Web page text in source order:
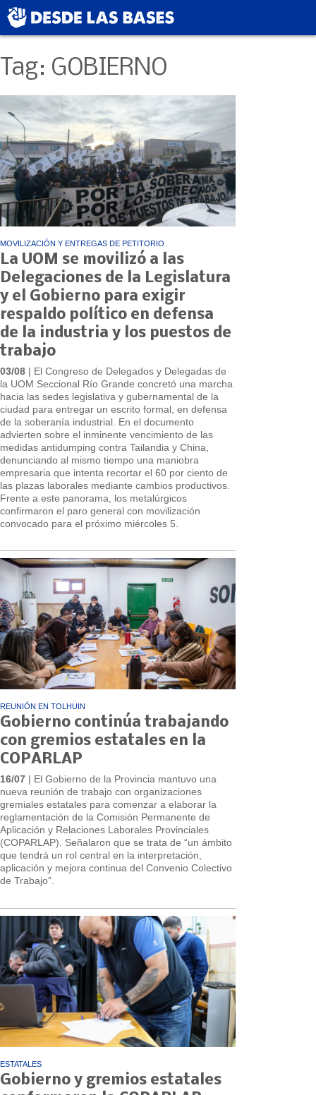
Tag: GOBIERNO
MOVILIZACIÓN Y ENTREGAS DE PETITORIO
La UOM se movilizó a las
Delegaciones de la Legislatura
y el Gobierno para exigir
respaldo político en defensa
de la industria y los puestos de
trabajo
03/08 | El Congreso de Delegados y Delegadas de
la UOM Seccional Río Grande concretó una marcha
hacia las sedes legislativa y gubernamental de la
ciudad para entregar un escrito formal, en defensa
de la soberanía industrial. En el documento
advierten sobre el inminente vencimiento de las
medidas antidumping contra Tailandia y China,
denunciando al mismo tiempo una maniobra
empresaria que intenta recortar el 60 por ciento de
las plazas laborales mediante cambios productivos.
Frente a este panorama, los metalúrgicos
confirmaron el paro general con movilización
convocado para el próximo miércoles 5.
REUNIÓN EN TOLHUIN
Gobierno continúa trabajando
con gremios estatales en la
COPARLAP
16/07 | El Gobierno de la Provincia mantuvo una
nueva reunión de trabajo con organizaciones
gremiales estatales para comenzar a elaborar la
reglamentación de la Comisión Permanente de
Aplicación y Relaciones Laborales Provinciales
(COPARLAP). Señalaron que se trata de “un ámbito
que tendrá un rol central en la interpretación,
aplicación y mejora continua del Convenio Colectivo
de Trabajo”.
ESTATALES
Gobierno y gremios estatales